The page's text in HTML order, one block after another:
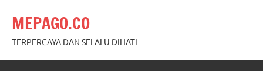
content
MEPAGO.CO
TERPERCAYA DAN SELALU DIHATI